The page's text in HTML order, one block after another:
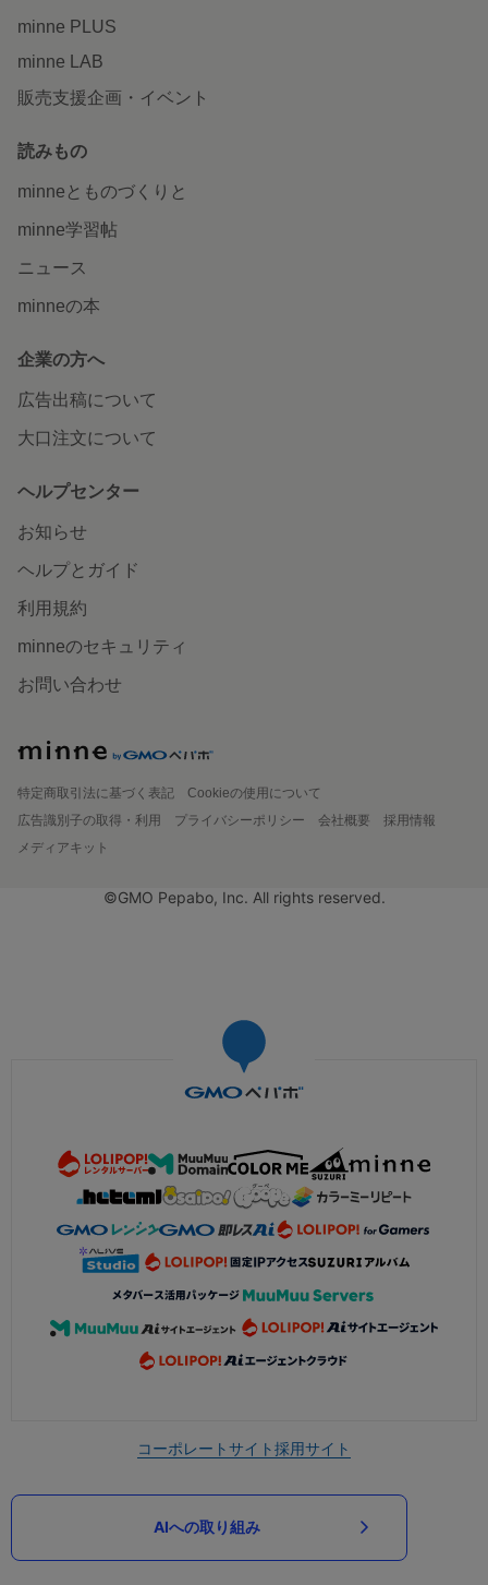
minne PLUS
minne LAB
販売支援企画・イベント
読みもの
minneとものづくりと
minne学習帖
ニュース
minneの本
企業の方へ
広告出稿について
大口注文について
ヘルプセンター
お知らせ
ヘルプとガイド
利用規約
minneのセキュリティ
お問い合わせ
特定商取引法に基づく表記
Cookieの使用について
広告識別子の取得・利用
プライバシーポリシー 会社概要
採用情報
メディアキット
©GMO Pepabo, Inc. All rights reserved.
コーポレートサイト採用サイト
AIへの取り組み